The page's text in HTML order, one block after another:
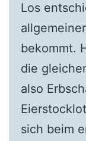
Los
bekommt.
die
also
sich beim